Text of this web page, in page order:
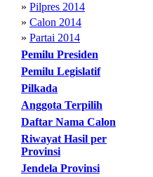
» Pilpres 2014
» Calon 2014
» Partai 2014
Pemilu Presiden
Pemilu Legislatif
Pilkada
Anggota Terpilih
Daftar Nama Calon
Riwayat Hasil per
Provinsi
Jendela Provinsi